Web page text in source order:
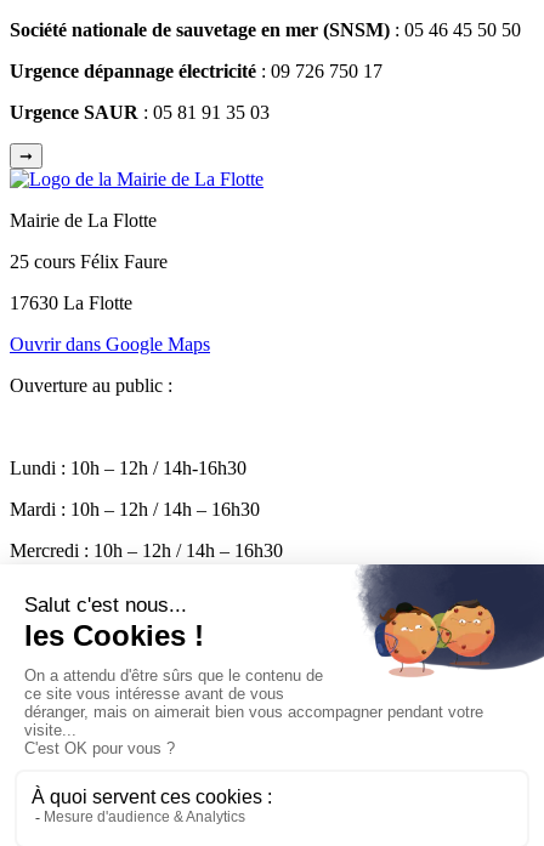
Société nationale de sauvetage en mer (SNSM) : 05 46 45 50 50
Urgence dépannage électricité : 09 726 750 17
Urgence SAUR : 05 81 91 35 03
➞
Mairie de La Flotte
25 cours Félix Faure
17630 La Flotte
Ouvrir dans Google Maps
Ouverture au public :
Lundi : 10h – 12h / 14h-16h30
Mardi : 10h – 12h / 14h – 16h30
Mercredi : 10h – 12h / 14h – 16h30
Vendredi : 10h – 17h
Permanence le samedi de 10h à 12h
Mairie
Pratique
Entreprendre
Vivre
Logement